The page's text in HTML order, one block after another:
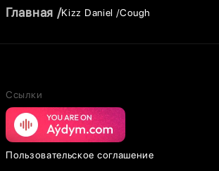
Главная Kizz Daniel Cough
Ссылки
Пользовательское соглашение